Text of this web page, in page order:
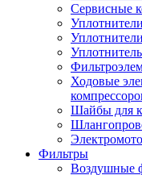
Сервисные
Ходовые
Шайбы для
Фильтры
Воздушные